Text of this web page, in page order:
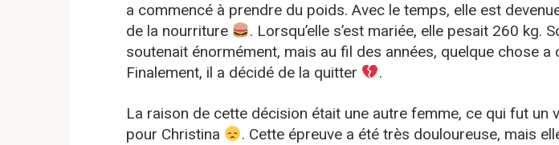
a commencé à prendre du poids. Avec le temps, elle est
de la nourriture
. Lorsqu’elle s’est mariée, elle pesait 260 kg.
soutenait énormément, mais au fil des années, quelque chose a
Finalement, il a décidé de la quitter
.
La raison de cette décision était une autre femme, ce qui fut un
pour Christina
. Cette épreuve a été très douloureuse, mais